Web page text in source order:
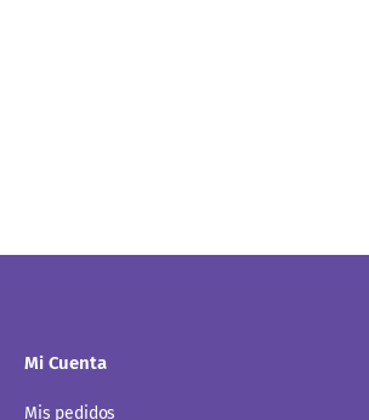
Mi Cuenta
Mis pedidos